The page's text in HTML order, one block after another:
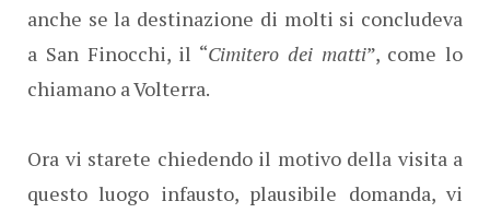
anche se la destinazione di molti si concludeva
a San Finocchi, il “Cimitero dei matti”, come lo
chiamano a Volterra.
Ora vi starete chiedendo il motivo della visita a
questo luogo infausto, plausibile domanda, vi